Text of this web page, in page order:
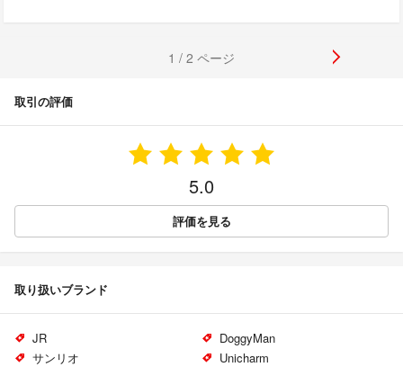
1 / 2 ページ
取引の評価
5.0
評価を見る
取り扱いブランド
JR
DoggyMan
サンリオ
Unicharm